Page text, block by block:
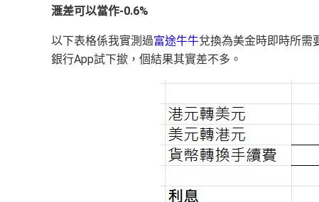
滙差可以當作-0.6%
以下表格係我實測過富途牛牛兌換為美金時即時所需
銀行App試下撳，個結果其實差不多。